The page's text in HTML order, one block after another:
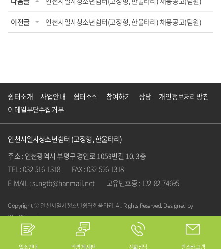
이전글 인천시일시청소년쉼터(고정형, 한울타리) 채용공고(팀원)
입소안내 익명 게시판 전화상담 인스타그램
쉼터소개 사업안내 쉼터소식 참여하기 상담
개인정보처리방침
이메일무단수집거부
인천시일시청소년쉼터 (고정형, 한울타리)
주소 : 인천광역시 부평구 경인로 1059번길 10, 3층
TEL : 032-516-1318
FAX : 032-526-1318
E-MAIL : sungtb@hanmail.net
고유번호증 : 122-82-74695
Copyright ⓒ 인천시일시청소년쉼터한울타리. All Rights Reserved. Designed by
WebSite.co.kr